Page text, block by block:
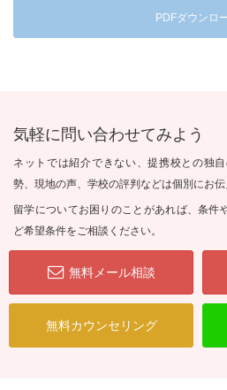
PDFダウンロ
気軽に問い合わせてみよう
ネットでは紹介できない、提携校との独
勢、現地の声、学校の評判などは個別にお伝
留学についてお困りのことがあれば、条件
ど希望条件をご相談ください。
無料メール相談
無料カウンセリング